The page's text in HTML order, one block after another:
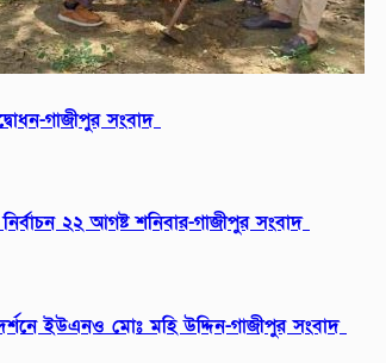
গাজীপুর সংবাদ
২২ আগষ্ট শনিবার-গাজীপুর সংবাদ
ইউএনও মোঃ মহি উদ্দিন-গাজীপুর সংবাদ